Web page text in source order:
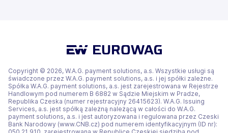
Copyright © 2026, W.A.G. payment solutions, a.s. Wszystkie usługi są
świadczone przez W.A.G. payment solutions, a.s. i jej spółki zależne.
Spółka W.A.G. payment solutions, a.s. jest zarejestrowana w Rejestrze
Handlowym pod numerem B 6882 w Sądzie Miejskim w Pradze,
Republika Czeska (numer rejestracyjny 26415623). W.A.G. Issuing
Services, a.s. jest spółką zależną należącą w całości do W.A.G.
payment solutions, a.s. i jest autoryzowana i regulowana przez Czeski
Bank Narodowy (www.CNB.cz) pod numerem identyfikacyjnym (ID nr):